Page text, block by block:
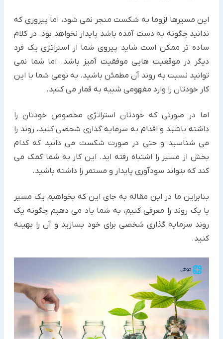
این مسیرها لزوما به شکست منجر نمی شود، اما پیروزی که
ندانید چگونه به دست آمده باشد پایدار نخواهد بود. در کلام
ساده تر ممکن است شاید پیروی شما از استراتژی یک فرد
دیگر در موقعیت هایی موفقیت آمیز باشد. اما شما نمی
توانید نسبت به روند آن مطمئن باشید. به نوعی شما با این
کار خودتان را وارد مفهومی شبیه به قمار می کنید.
اما در صورتی که خودتان استراتژی مخصوص خودتان را
داشته باشید و اقدام به سرمایه گذاری شخصی کنید، روند را
می شناسید و حتی در صورت شکست می دانید که کدام
بخش از مسیر را اشتباه رفته اید. این کار به شما کمک می
کند که بتواند سودآوری پایدار و مستمر را داشته باشید.
بنابراین ما در این مقاله به جای این که بخواهیم یک مسیر
یا یک روند را معرفی کنیم، به شما یاد می دهیم چگونه یک
روند سرمایه گذاری شخصی برای خود بسازید و آن را بهینه
کنید.